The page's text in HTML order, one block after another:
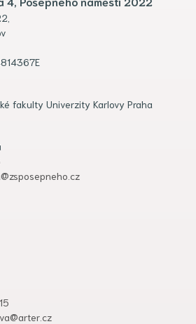
fakulty Univerzity Karlovy Praha